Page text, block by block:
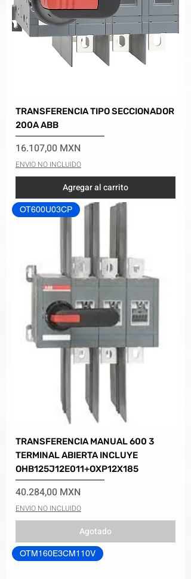
TRANSFERENCIA TIPO SECCIONADOR
200A ABB
Precio
16.107,00 MXN
ENVIO NO INCLUIDO
Agregar al carrito
OT600U03CP
TRANSFERENCIA MANUAL 600 3
TERMINAL ABIERTA INCLUYE
OHB125J12E011+OXP12X185
Precio
40.284,00 MXN
ENVIO NO INCLUIDO
Agotado
OTM160E3CM110V